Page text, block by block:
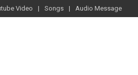
Video Songs Audio Message